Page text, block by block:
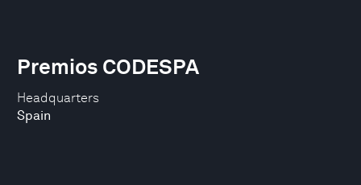
Headquarters
Spain
Premios CODESPA